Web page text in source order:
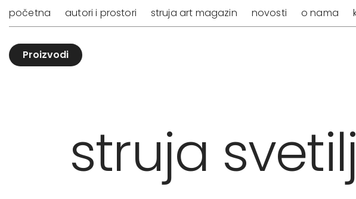
početna autori i prostori struja art magazin novosti o nama
Proizvodi
struja